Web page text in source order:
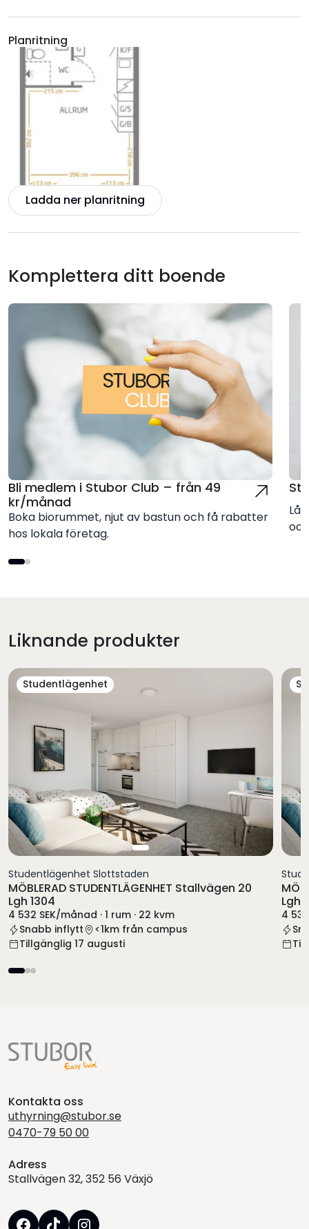
Planritning
Ladda ner planritning
Komplettera ditt boende
Bli medlem i Stubor Club – från 49
kr/månad
Boka biorummet, njut av bastun och få rabatter
hos lokala företag.
Liknande produkter
Studentlägenhet
Studentlägenhet Slottstaden
MÖBLERAD STUDENTLÄGENHET Stallvägen 20
Lgh 1304
4 532 SEK/månad · 1 rum · 22 kvm
Snabb inflytt
<1km från campus
Tillgänglig 17 augusti
Lgh
4
Kontakta oss
uthyrning@stubor.se
0470-79 50 00
Adress
Stallvägen 32, 352 56 Växjö